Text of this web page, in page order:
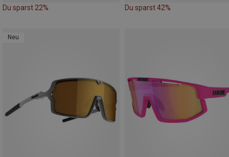
Du sparst 22% Du sparst 42%
Neu